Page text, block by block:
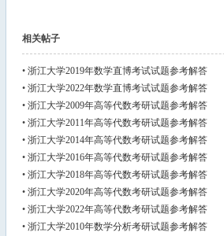
相关帖子
• 浙江大学2019年数学直博考试试题参考解答
• 浙江大学2022年数学直博考试试题参考解答
• 浙江大学2009年高等代数考研试题参考解答
• 浙江大学2011年高等代数考研试题参考解答
• 浙江大学2014年高等代数考研试题参考解答
• 浙江大学2016年高等代数考研试题参考解答
• 浙江大学2018年高等代数考研试题参考解答
• 浙江大学2020年高等代数考研试题参考解答
• 浙江大学2022年高等代数考研试题参考解答
• 浙江大学2010年数学分析考研试题参考解答